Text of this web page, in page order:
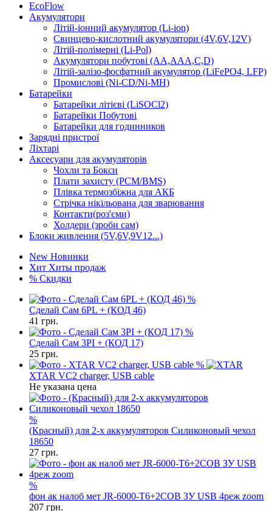
EcoFlow
Акумулятори
Літій-іонний акумулятор (Li-ion)
Свинцево-кислотний акумулятори (4V,6V,12V)
Літій-полімерні (Li-Pol)
Акумулятори побутові (AA,AAA,C,D)
Літій-залізо-фосфатний акумулятор (LiFePO4, LFP)
Промислові (Ni-CD/Ni-MH)
Батарейки
Батарейки літієві (LiSOCl2)
Батарейки Побутові
Батарейки для годинников
Зарядні пристрої
Ліхтарі
Аксесуари для акумуляторів
Чохли та Бокси
Плати захисту (PCM/BMS)
Плівка термозбіжна для АКБ
Стрічка нікільована для зварювання
Контакти(роз'єми)
Холдери (зроби сам)
Блоки живлення (5V,6V,9V12...)
New Новинки
Хит Хиты продаж
% Скидки
%
Сделай Сам 6PL + (КОД 46)
41 грн.
%
Сделай Сам 3PI + (КОД 17)
25 грн.
%
XTAR VC2 charger, USB cable
Не указана цена
%
(Красный) для 2-х аккумуляторов Силиконовый чехол
18650
27 грн.
%
фон ак налоб мет JR-6000-T6+2COB ЗУ USB 4реж zoom
207 грн.